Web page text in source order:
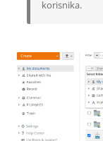
korisnika.